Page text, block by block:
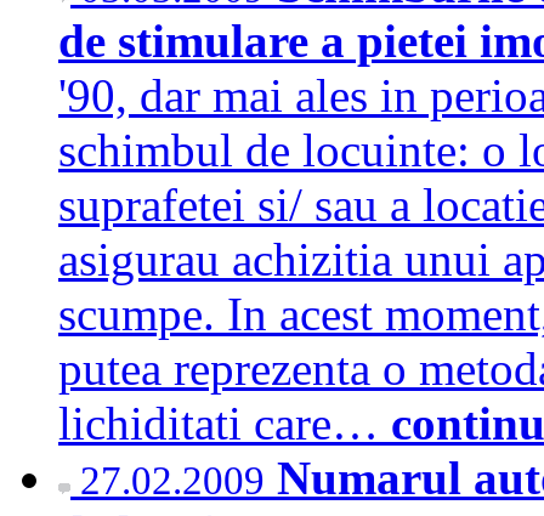
de stimulare a pietei
'90, dar mai ales in
schimbul de locuinte: o
suprafetei si/ sau a
asigurau achizitia unui
scumpe. In acest
putea reprezenta o
lichiditati care…
27.02.2009 Numarul